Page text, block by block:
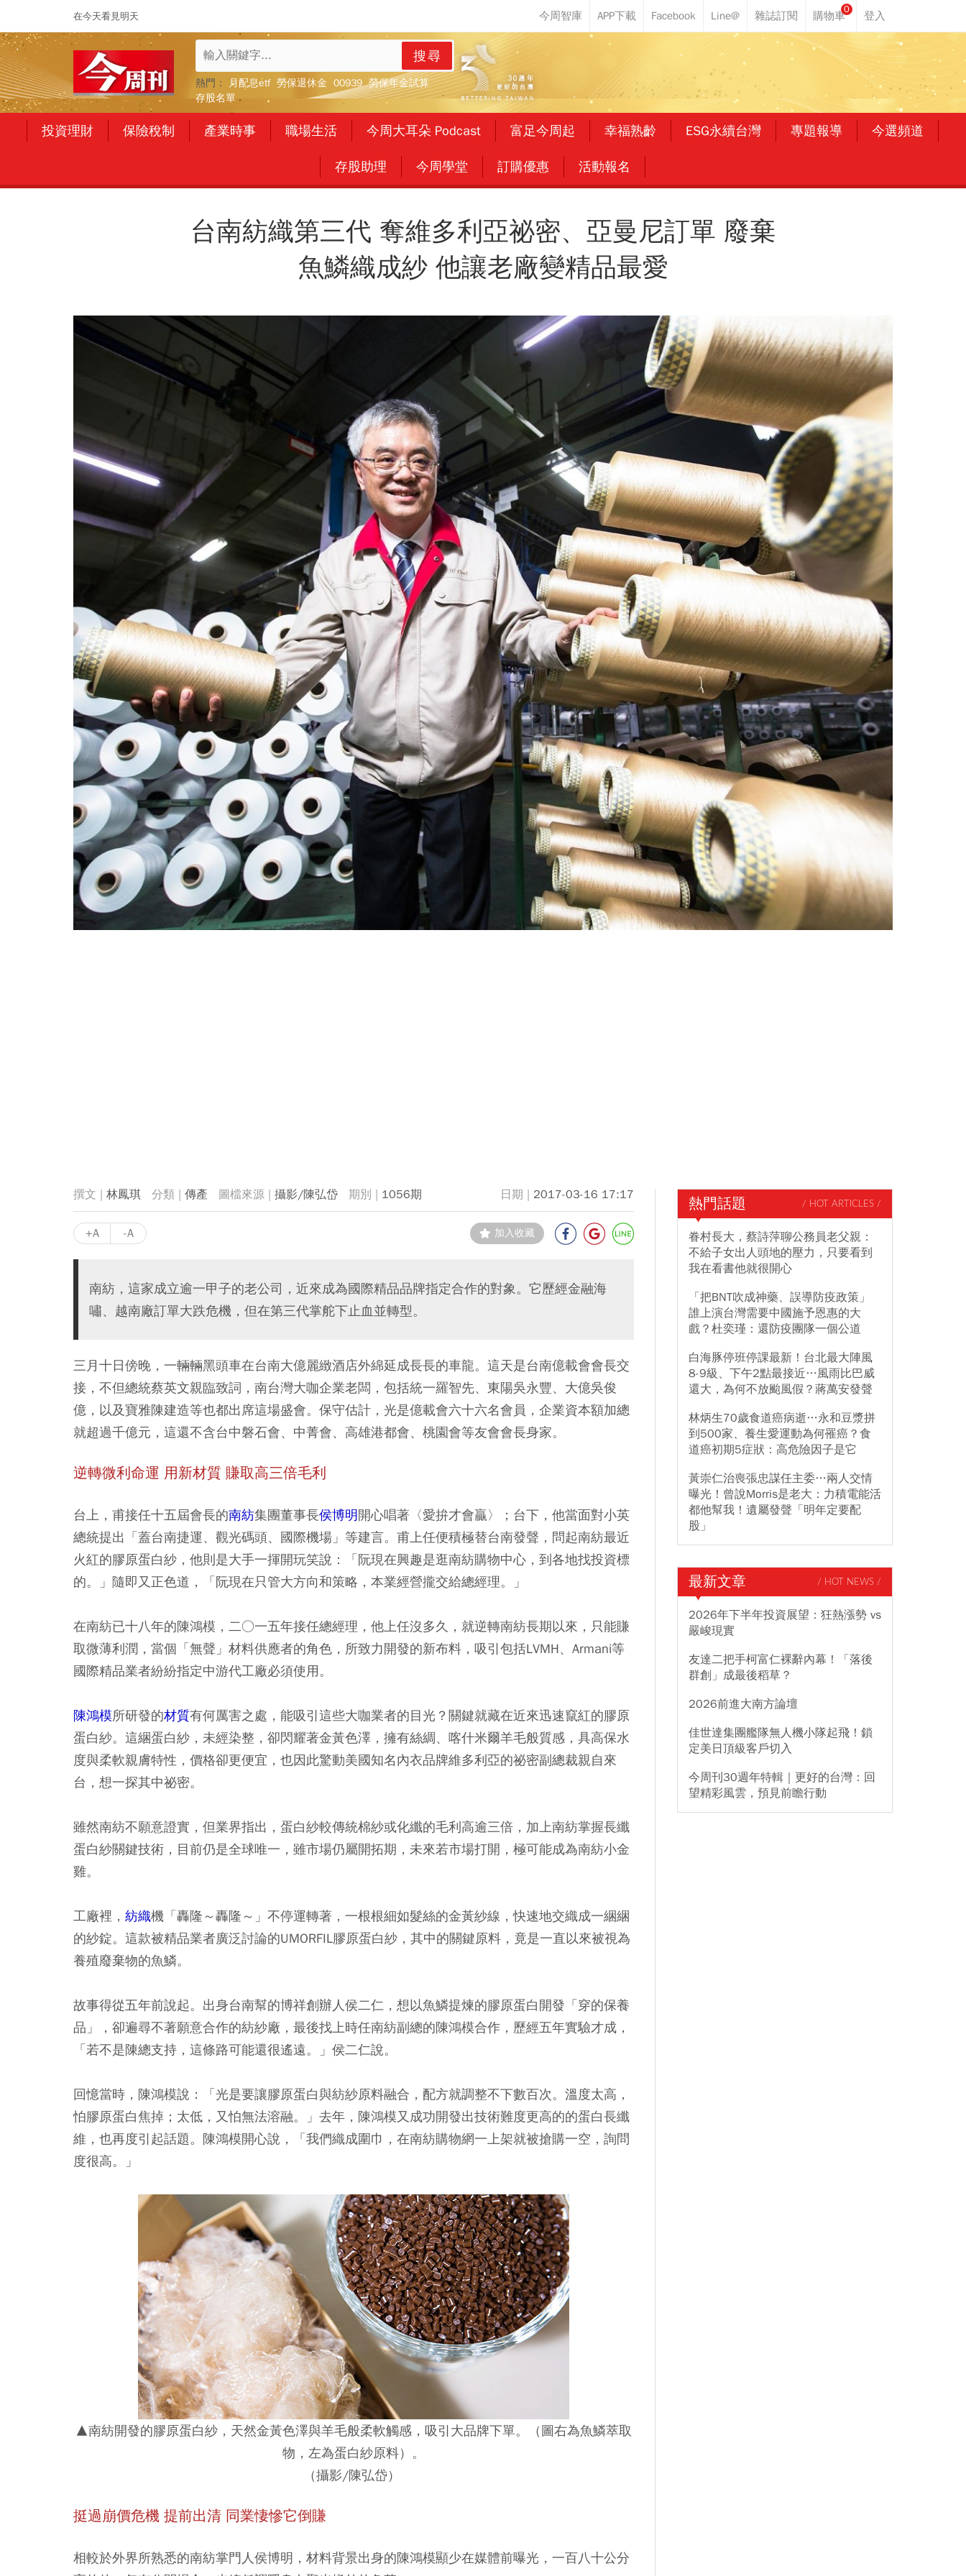
在今天看見明天
0
搜尋
熱門： 月配息etf 勞保退休金 00939 勞保年金試算
存股名單
投資理財 保險稅制 產業時事 職場生活 今周大耳朵 Podcast 富足今周起 幸福熟齡 ESG永續台灣 專題報導 今選頻道
存股助理 今周學堂 訂購優惠 活動報名
台南紡織第三代 奪維多利亞祕密、亞曼尼訂單 廢棄
魚鱗織成紗 他讓老廠變精品最愛
林鳳琪 傳產 攝影/陳弘岱 1056期 2017-03-16 17:17
+A -A 加入收藏
南紡，這家成立逾一甲子的老公司，近來成為國際精品品牌指定合作的對象。它歷經金融海
嘯、越南廠訂單大跌危機，但在第三代掌舵下止血並轉型。
三月十日傍晚，一輛輛黑頭車在台南大億麗緻酒店外綿延成長長的車龍。這天是台南億載會會長交
接，不但總統蔡英文親臨致詞，南台灣大咖企業老闆，包括統一羅智先、東陽吳永豐、大億吳俊
億，以及寶雅陳建造等也都出席這場盛會。保守估計，光是億載會六十六名會員，企業資本額加總
就超過千億元，這還不含台中磐石會、中菁會、高雄港都會、桃園會等友會會長身家。
逆轉微利命運 用新材質 賺取高三倍毛利
台上，甫接任十五屆會長的南紡集團董事長侯博明開心唱著〈愛拚才會贏〉；台下，他當面對小英
總統提出「蓋台南捷運、觀光碼頭、國際機場」等建言。甫上任便積極替台南發聲，問起南紡最近
火紅的膠原蛋白紗，他則是大手一揮開玩笑說：「阮現在興趣是逛南紡購物中心，到各地找投資標
的。」隨即又正色道，「阮現在只管大方向和策略，本業經營攏交給總經理。」
在南紡已十八年的陳鴻模，二○一五年接任總經理，他上任沒多久，就逆轉南紡長期以來，只能賺
取微薄利潤，當個「無聲」材料供應者的角色，所致力開發的新布料，吸引包括LVMH、Armani等
國際精品業者紛紛指定中游代工廠必須使用。
陳鴻模所研發的材質有何厲害之處，能吸引這些大咖業者的目光？關鍵就藏在近來迅速竄紅的膠原
蛋白紗。這綑蛋白紗，未經染整，卻閃耀著金黃色澤，擁有絲綢、喀什米爾羊毛般質感，具高保水
度與柔軟親膚特性，價格卻更便宜，也因此驚動美國知名內衣品牌維多利亞的祕密副總裁親自來
台，想一探其中祕密。
雖然南紡不願意證實，但業界指出，蛋白紗較傳統棉紗或化纖的毛利高逾三倍，加上南紡掌握長纖
蛋白紗關鍵技術，目前仍是全球唯一，雖市場仍屬開拓期，未來若市場打開，極可能成為南紡小金
雞。
工廠裡， 紡織機「轟隆～轟隆～」不停運轉著，一根根細如髮絲的金黃紗線，快速地交織成一綑綑
的紗錠。這款被精品業者廣泛討論的UMORFIL膠原蛋白紗，其中的關鍵原料，竟是一直以來被視為
養殖廢棄物的魚鱗。
故事得從五年前說起。出身台南幫的博祥創辦人侯二仁，想以魚鱗提煉的膠原蛋白開發「穿的保養
品」，卻遍尋不著願意合作的紡紗廠，最後找上時任南紡副總的陳鴻模合作，歷經五年實驗才成，
「若不是陳總支持，這條路可能還很遙遠。」侯二仁說。
回憶當時，陳鴻模說：「光是要讓膠原蛋白與紡紗原料融合，配方就調整不下數百次。溫度太高，
怕膠原蛋白焦掉；太低，又怕無法溶融。」去年，陳鴻模又成功開發出技術難度更高的的蛋白長纖
維，也再度引起話題。陳鴻模開心說，「我們織成圍巾，在南紡購物網一上架就被搶購一空，詢問
度很高。」
▲南紡開發的膠原蛋白紗，天然金黃色澤與羊毛般柔軟觸感，吸引大品牌下單。（圖右為魚鱗萃取
物，左為蛋白紗原料）。
（攝影/陳弘岱）
挺過崩價危機 提前出清 同業悽慘它倒賺
相較於外界所熟悉的南紡掌門人侯博明，材料背景出身的陳鴻模顯少在媒體前曝光，一百八十公分
熱門話題 / HOT ARTICLES /
眷村長大，蔡詩萍聊公務員老父親：
不給子女出人頭地的壓力，只要看到
我在看書他就很開心
「把BNT吹成神藥、誤導防疫政策」
誰上演台灣需要中國施予恩惠的大
戲？杜奕瑾：還防疫團隊一個公道
白海豚停班停課最新！台北最大陣風
8-9級、下午2點最接近…風雨比巴威
還大，為何不放颱風假？蔣萬安發聲
林炳生70歲食道癌病逝…永和豆漿拼
到500家、養生愛運動為何罹癌？食
道癌初期5症狀：高危險因子是它
黃崇仁治喪張忠謀任主委…兩人交情
曝光！曾說Morris是老大：力積電能活
都他幫我！遺屬發聲「明年定要配
股」
最新文章 / HOT NEWS /
2026年下半年投資展望：狂熱漲勢 vs
嚴峻現實
友達二把手柯富仁裸辭內幕！「落後
群創」成最後稻草？
2026前進大南方論壇
佳世達集團艦隊無人機小隊起飛！鎖
定美日頂級客戶切入
今周刊30週年特輯｜更好的台灣：回
望精彩風雲，預見前瞻行動